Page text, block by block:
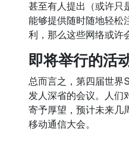
甚至有人提出（或许只
能够提供随时随地轻松
利，那么这些网络或许
即将举行的活
总而言之，第四届世界
发人深省的会议。人们
寄予厚望，预计未来几
移动通信大会。